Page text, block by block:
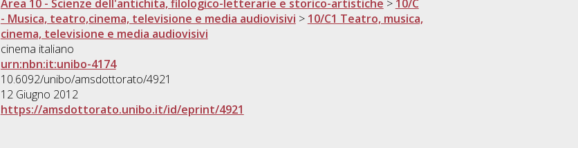
Area 10 - Scienze dell'antichita, filologico-letterarie e storico-artistiche > 10/C
- Musica, teatro,cinema, televisione e media audiovisivi > 10/C1 Teatro, musica,
cinema, televisione e media audiovisivi
cinema italiano
urn:nbn:it:unibo-4174
10.6092/unibo/amsdottorato/4921
12 Giugno 2012
https://amsdottorato.unibo.it/id/eprint/4921